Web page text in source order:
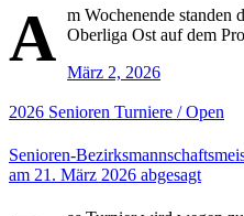
A m Wochenende standen
Oberliga Ost auf dem
März 2, 2026
2026 Senioren Turniere / Open
Senioren-
am 21. März 2026 abgesagt